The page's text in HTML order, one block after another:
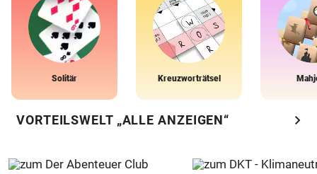
Solitär Kreuzworträtsel
VORTEILSWELT „ALLE ANZEIGEN“ chevron_right